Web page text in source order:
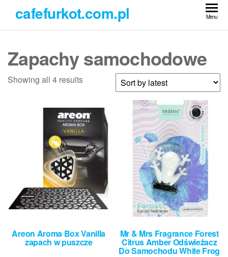
treści
cafefurkot.com.pl Menu
Zapachy samochodowe
Showing all 4 results
Areon Aroma Box Vanilla
zapach w puszcze
Mr & Mrs Fragrance Forest
Citrus Amber Odświeżacz
Do Samochodu White Frog